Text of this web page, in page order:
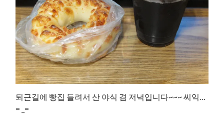
퇴근길에 빵집 들려서 산 야식 겸 저녁입니다~~~ 씨익…
= _=